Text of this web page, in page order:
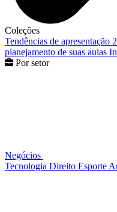
Coleções
Tendências de apresentação
planejamento de suas aulas
Por setor
Negócios
Tecnologia Direito Esporte